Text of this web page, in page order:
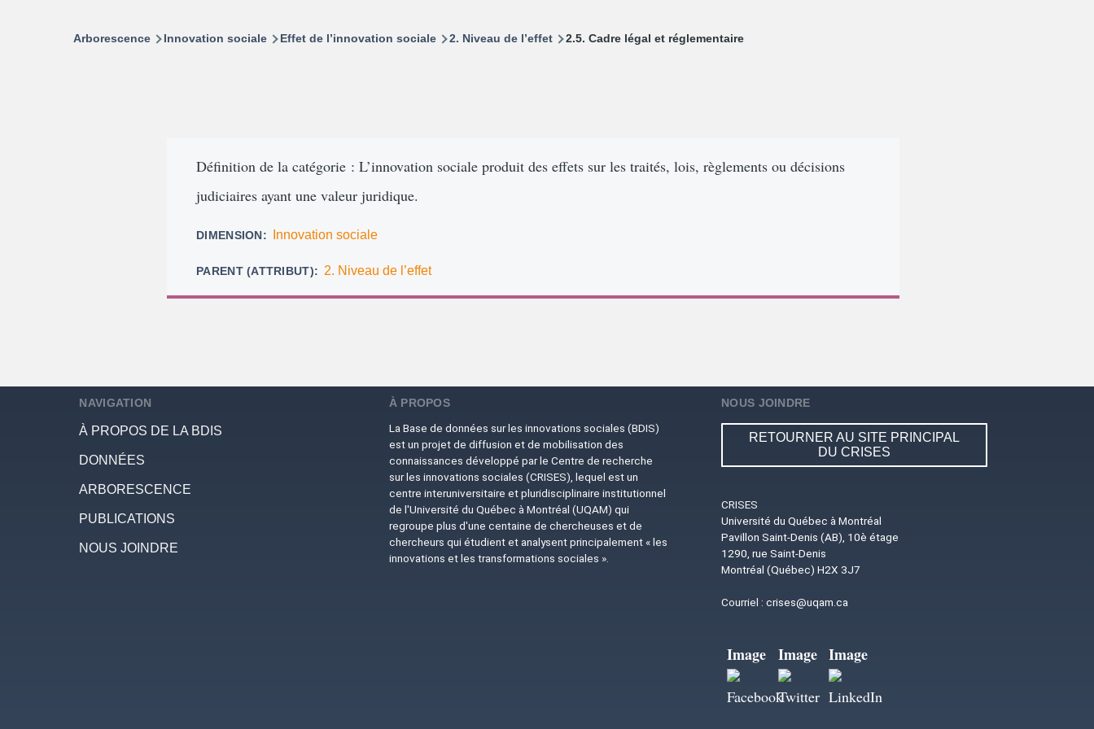
Arborescence Innovation sociale Effet de l’innovation sociale 2. Niveau de l’effet 2.5. Cadre légal et réglementaire
Définition de la catégorie : L’innovation sociale produit des effets sur les traités, lois, règlements ou décisions
judiciaires ayant une valeur juridique.
DIMENSION Innovation sociale
PARENT (ATTRIBUT) 2. Niveau de l’effet
NAVIGATION
À PROPOS DE LA BDIS
DONNÉES
ARBORESCENCE
PUBLICATIONS
NOUS JOINDRE
À PROPOS
La Base de données sur les innovations sociales (BDIS)
est un projet de diffusion et de mobilisation des
connaissances développé par le Centre de recherche
sur les innovations sociales (CRISES), lequel est un
centre interuniversitaire et pluridisciplinaire institutionnel
de l'Université du Québec à Montréal (UQAM) qui
regroupe plus d'une centaine de chercheuses et de
chercheurs qui étudient et analysent principalement « les
innovations et les transformations sociales ».
NOUS JOINDRE
RETOURNER AU SITE PRINCIPAL
DU CRISES
CRISES
Université du Québec à Montréal
Pavillon Saint-Denis (AB), 10è étage
1290, rue Saint-Denis
Montréal (Québec) H2X 3J7
Courriel :crises@uqam.ca
Image Image Image